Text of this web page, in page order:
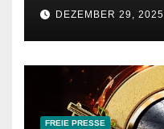
DEZEMBER 29, 2025
FREIE PRESSE